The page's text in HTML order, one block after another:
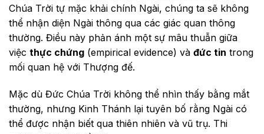
Chúa Trời tự mặc khải chính Ngài, chúng ta sẽ không
thể nhận diện Ngài thông qua các giác quan thông
thường. Điều này phản ánh một sự mâu thuẫn giữa
việc thực chứng (empirical evidence) và đức tin trong
mối quan hệ với Thượng đế.
Mặc dù Đức Chúa Trời không thể nhìn thấy bằng mắt
thường, nhưng Kinh Thánh lại tuyên bố rằng Ngài có
thể được nhận biết qua thiên nhiên và vũ trụ. Thi